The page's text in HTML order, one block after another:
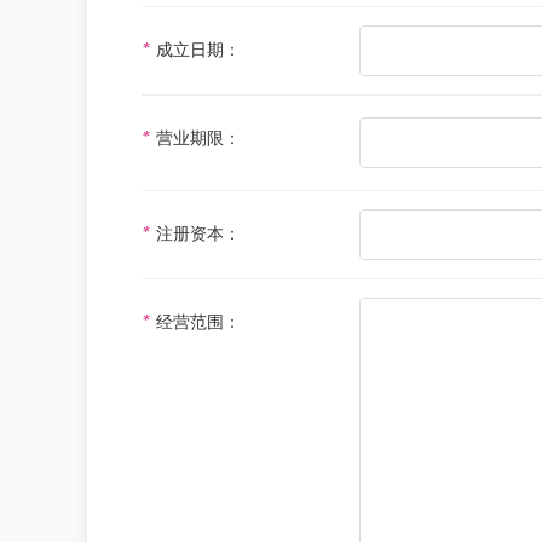
* 成立日期：
* 营业期限：
* 注册资本：
* 经营范围：